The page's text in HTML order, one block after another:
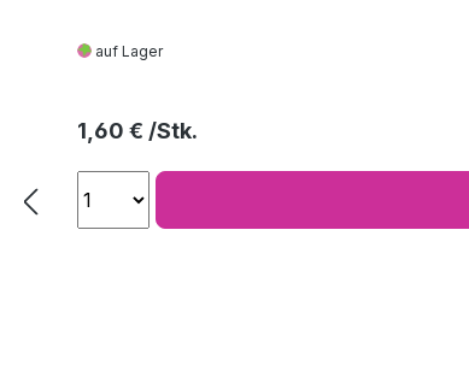
auf Lager
Regulärer Preis:
1,60 €